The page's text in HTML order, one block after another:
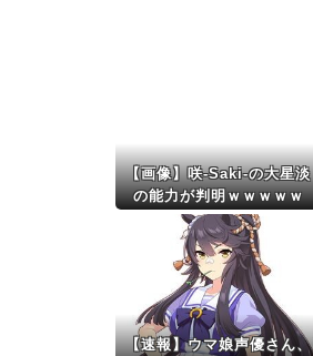
【画像】咲-Saki-の大星淡
の能力が判明ｗｗｗｗｗ
【速報】ウマ娘声優さん、